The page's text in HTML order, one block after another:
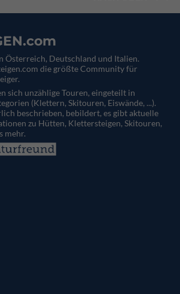
Österreich, Deutschland und Italien.
die größte Community für
sich unzählige Touren, eingeteilt in
(Klettern, Skitouren, Eiswände, ...).
beschrieben, bebildert, es gibt aktuelle
zu Hütten, Klettersteigen, Skitouren,
mehr.